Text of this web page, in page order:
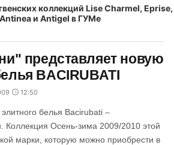
представляет новую
BACIRUBATI
12:50
белья Bacirubati –
Коллекция Осень-зима 2009/2010 этой
марки, которую можно приобрести в